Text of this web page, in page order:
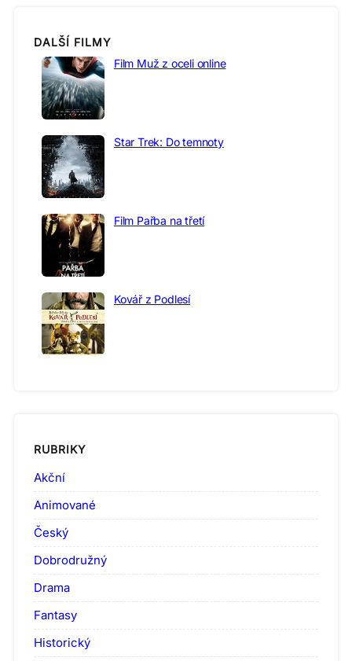
DALŠÍ FILMY
Film Muž z oceli online
Star Trek: Do temnoty
Film Pařba na třetí
Kovář z Podlesí
RUBRIKY
Akční
Animované
Český
Dobrodružný
Drama
Fantasy
Historický